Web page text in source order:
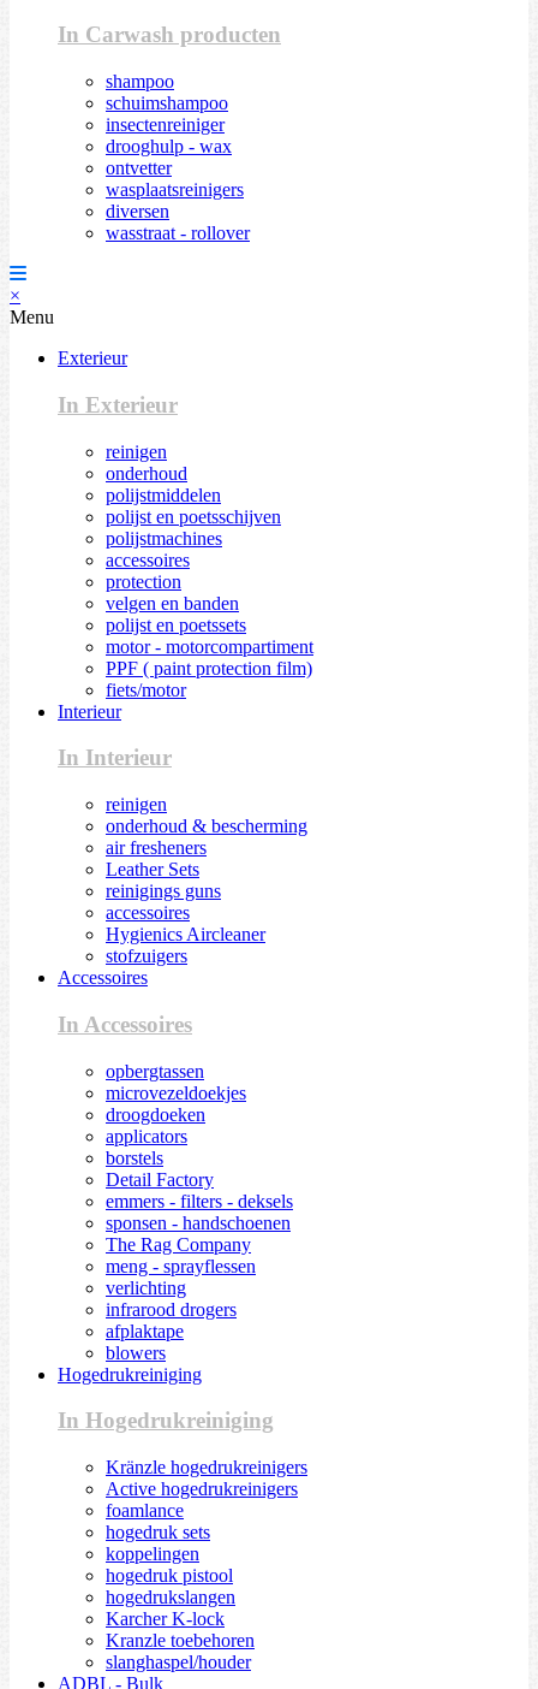
In Carwash producten
shampoo
schuimshampoo
insectenreiniger
drooghulp - wax
ontvetter
wasplaatsreinigers
diversen
wasstraat - rollover
×
Menu
Exterieur
In Exterieur
reinigen
onderhoud
polijstmiddelen
polijst en poetsschijven
polijstmachines
accessoires
protection
velgen en banden
polijst en poetssets
motor - motorcompartiment
PPF ( paint protection film)
fiets/motor
Interieur
In Interieur
reinigen
onderhoud & bescherming
air fresheners
Leather Sets
reinigings guns
accessoires
Hygienics Aircleaner
stofzuigers
Accessoires
In Accessoires
opbergtassen
microvezeldoekjes
droogdoeken
applicators
borstels
Detail Factory
emmers - filters - deksels
sponsen - handschoenen
The Rag Company
meng - sprayflessen
verlichting
infrarood drogers
afplaktape
blowers
Hogedrukreiniging
In Hogedrukreiniging
Kränzle hogedrukreinigers
Active hogedrukreinigers
foamlance
hogedruk sets
koppelingen
hogedruk pistool
hogedrukslangen
Karcher K-lock
Kranzle toebehoren
slanghaspel/houder
ADBL - Bulk